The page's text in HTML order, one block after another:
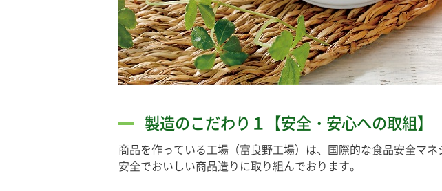
製造のこだわり１【安全・安心への取組】
商品を作っている工場（富良野工場）は、国際的な食品安全マ
安全でおいしい商品造りに取り組んでおります。